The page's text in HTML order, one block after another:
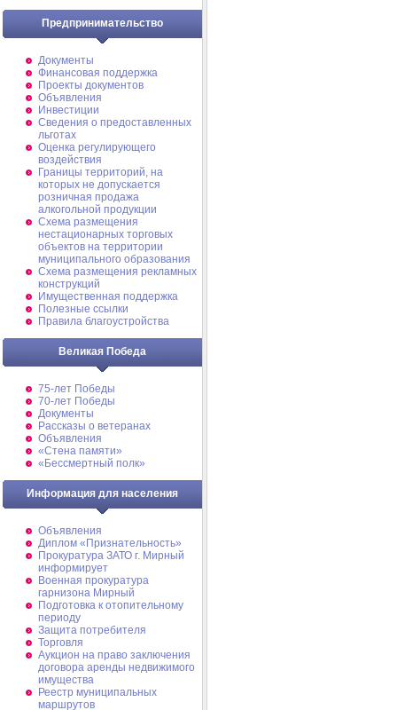
Предпринимательство
Документы
Финансовая поддержка
Проекты документов
Объявления
Инвестиции
Сведения о предоставленных
льготах
Оценка регулирующего
воздействия
Границы территорий, на
которых не допускается
розничная продажа
алкогольной продукции
Схема размещения
нестационарных торговых
объектов на территории
муниципального образования
Схема размещения рекламных
конструкций
Имущественная поддержка
Полезные ссылки
Правила благоустройства
Великая Победа
75-лет Победы
70-лет Победы
Документы
Рассказы о ветеранах
Объявления
«Стена памяти»
«Бессмертный полк»
Информация для населения
Объявления
Диплом «Признательность»
Прокуратура ЗАТО г. Мирный
информирует
Военная прокуратура
гарнизона Мирный
Подготовка к отопительному
периоду
Защита потребителя
Торговля
Аукцион на право заключения
договора аренды недвижимого
имущества
Реестр муниципальных
маршрутов